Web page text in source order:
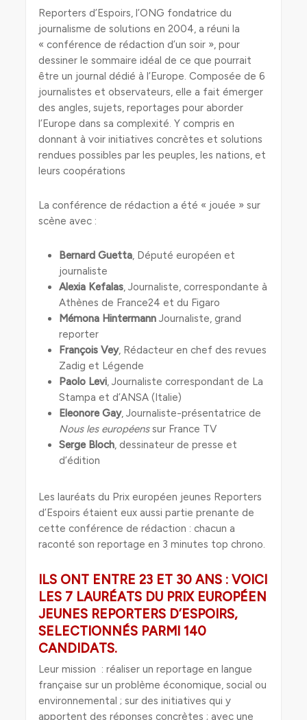
Reporters d’Espoirs, l’ONG fondatrice du
journalisme de solutions en 2004, a réuni la
« conférence de rédaction d’un soir », pour
dessiner le sommaire idéal de ce que pourrait
être un journal dédié à l’Europe. Composée de 6
journalistes et observateurs, elle a fait émerger
des angles, sujets, reportages pour aborder
l’Europe dans sa complexité. Y compris en
donnant à voir initiatives concrètes et solutions
rendues possibles par les peuples, les nations, et
leurs coopérations
La conférence de rédaction a été « jouée » sur
scène avec :
Bernard Guetta, Député européen et
journaliste
Alexia Kefalas, Journaliste, correspondante à
Athènes de France24 et du Figaro
Mémona Hintermann Journaliste, grand
reporter
François Vey, Rédacteur en chef des revues
Zadig et Légende
Paolo Levi, Journaliste correspondant de La
Stampa et d’ANSA (Italie)
Eleonore Gay, Journaliste-présentatrice de
Nous les européenssur France TV
Serge Bloch, dessinateur de presse et
d’édition
Les lauréats du Prix européen jeunes Reporters
d’Espoirs étaient eux aussi partie prenante de
cette conférence de rédaction : chacun a
raconté son reportage en 3 minutes top chrono.
ILS ONT ENTRE 23 ET 30 ANS : VOICI
LES 7 LAURÉATS DU PRIX EUROPÉEN
JEUNES REPORTERS D’ESPOIRS,
SELECTIONNÉS PARMI 140
CANDIDATS.
Leur mission : réaliser un reportage en langue
française sur un problème économique, social ou
environnemental ; sur des initiatives qui y
apportent des réponses concrètes ; avec une